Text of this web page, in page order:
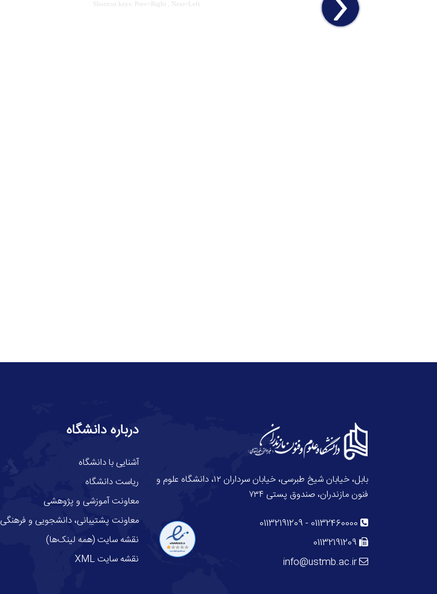
Shortcut keys: Prev=Right , Next=Left
بابل، خیابان شیخ طبرسی، خیابان سرداران ۱۲، دانشگاه علوم و
فنون مازندران، صندوق پستی ۷۳۴
01132460000
-
01132191209
01132191209
info@ustmb.ac.ir
درباره دانشگاه
آشنایی با دانشگاه
ریاست دانشگاه
معاونت آموزشی و پژوهشی
معاونت پشتیبانی، دانشجویی و فرهنگی
نقشه سایت (همه لینک‌ها)
نقشه سایت XML